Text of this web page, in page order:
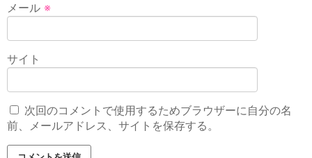
メール ※
サイト
次回のコメントで使用するためブラウザーに自分の名
前、メールアドレス、サイトを保存する。